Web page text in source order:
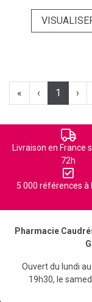
« ‹ 1 ›
Livraison en France
72h
5 000 références à
Pharmacie
Ouvert du lundi
19h30, le